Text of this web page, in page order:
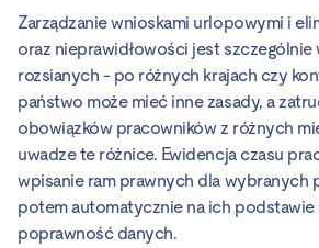
Zarządzanie wnioskami urlopowymi i
oraz nieprawidłowości jest szczególnie
rozsianych - po różnych krajach czy
państwo może mieć inne zasady, a
obowiązków pracowników z różnych
uwadze te różnice. Ewidencja czasu
wpisanie ram prawnych dla wybranych
potem automatycznie na ich podstawie
poprawność danych.